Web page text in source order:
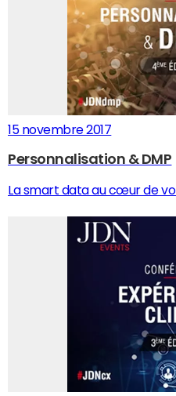
15 novembre 2017
Personnalisation & DMP
La smart data au cœur de